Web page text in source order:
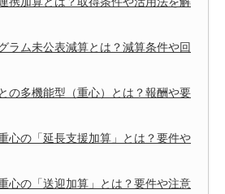
ラム未公表減算とは？減算条件や回
の多機能型（重心）とは？報酬や要
心の「延長支援加算」とは？要件や
心の「送迎加算」とは？要件や注意